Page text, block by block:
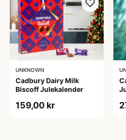
UNKNOWN
Cadbury Dairy Milk
Biscoff Julekalender
159,00 kr